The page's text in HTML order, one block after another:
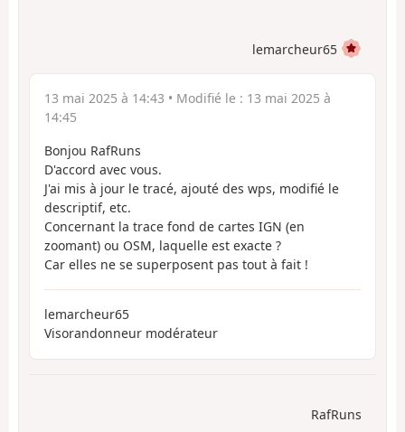
lemarcheur65
13 mai 2025 à 14:43 • Modifié le : 13 mai 2025 à
14:45
Bonjou RafRuns
D'accord avec vous.
J'ai mis à jour le tracé, ajouté des wps, modifié le
descriptif, etc.
Concernant la trace fond de cartes IGN (en
zoomant) ou OSM, laquelle est exacte ?
Car elles ne se superposent pas tout à fait !
lemarcheur65
Visorandonneur modérateur
RafRuns